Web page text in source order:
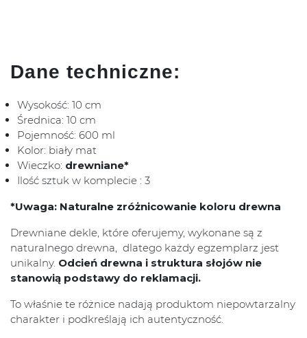
Dane techniczne:
Wysokość: 10 cm
Średnica: 10 cm
Pojemność: 600 ml
Kolor: biały mat
Wieczko: drewniane*
Ilość sztuk w komplecie : 3
*Uwaga: Naturalne zróżnicowanie koloru drewna
Drewniane dekle, które oferujemy, wykonane są z
naturalnego drewna, dlatego każdy egzemplarz jest
unikalny. Odcień drewna i struktura słojów nie
stanowią podstawy do reklamacji.
To właśnie te różnice nadają produktom niepowtarzalny
charakter i podkreślają ich autentyczność.